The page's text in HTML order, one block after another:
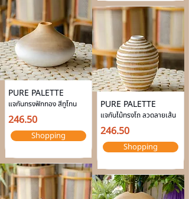
PURE PALETTE
แจกันทรงฟักทอง สีทูโทน
246.50
Shopping
PURE PALETTE
แจกันไม้ทรงโถ ลวดลายเส้น
246.50
Shopping